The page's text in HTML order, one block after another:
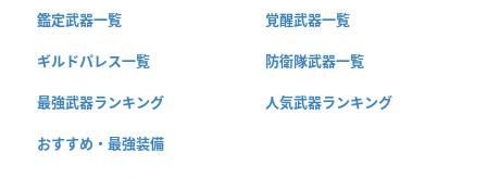
鑑定武器一覧 覚醒武器一覧
ギルドパレス一覧 防衛隊武器一覧
最強武器ランキング 人気武器ランキング
おすすめ・最強装備